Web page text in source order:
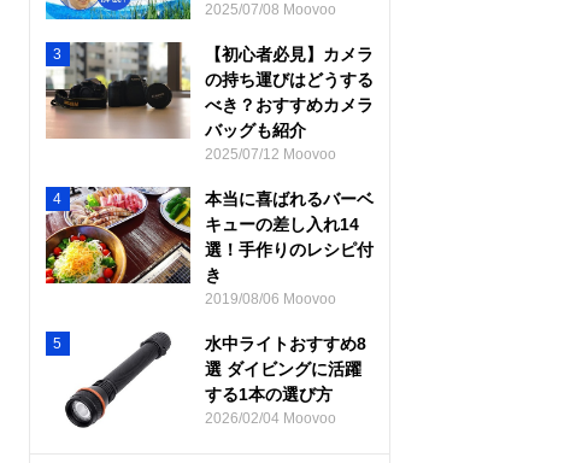
2025/07/08 Moovoo
3
【初心者必見】カメラ
の持ち運びはどうする
べき？おすすめカメラ
バッグも紹介
2025/07/12 Moovoo
4
本当に喜ばれるバーベ
キューの差し入れ14
選！手作りのレシピ付
き
2019/08/06 Moovoo
5
水中ライトおすすめ8
選 ダイビングに活躍
する1本の選び方
2026/02/04 Moovoo